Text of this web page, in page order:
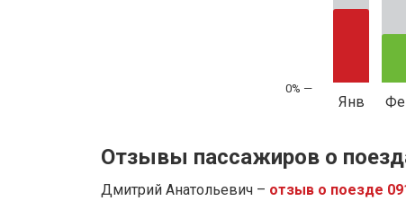
Янв
Отзывы пассажиров о
Дмитрий Анатольевич – отзыв о поезде